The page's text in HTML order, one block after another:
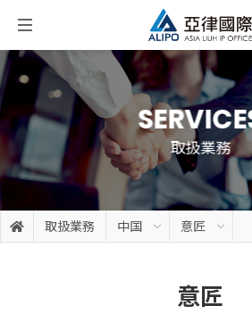
取扱業務
取扱業務 中国 意匠
意匠